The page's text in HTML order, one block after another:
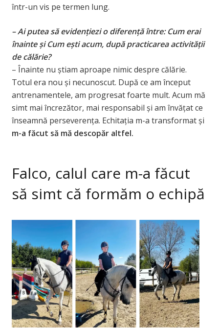
într-un vis pe termen lung.
– Ai putea să evidențiezi o diferență între: Cum erai
înainte și Cum ești acum, după practicarea activității
de călărie?
– Înainte nu știam aproape nimic despre călărie.
Totul era nou și necunoscut. După ce am început
antrenamentele, am progresat foarte mult. Acum mă
simt mai încrezător, mai responsabil și am învățat ce
înseamnă perseverența. Echitația m-a transformat și
m-a făcut să mă descopăr altfel.
Falco, calul care m-a făcut
să simt că formăm o echipă